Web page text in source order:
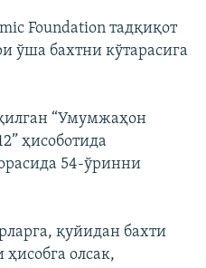
Foundation тадқиқот
ўша бахтни кўтарасига
“Умумжаҳон
ҳисоботида
54-ўринни
қуйидан бахти
олсак,